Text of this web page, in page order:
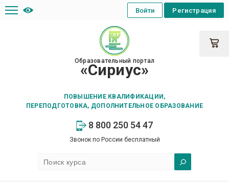
Образовательный портал
«Сириус»
ПОВЫШЕНИЕ КВАЛИФИКАЦИИ,
ПЕРЕПОДГОТОВКА, ДОПОЛНИТЕЛЬНОЕ ОБРАЗОВАНИЕ
8 800 250 54 47
Звонок по России бесплатный
Регистрация
Войти